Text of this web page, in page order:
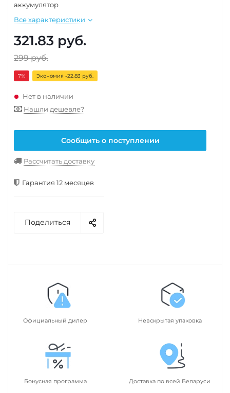
аккумулятор
Все характеристики
321.83 руб.
299руб.
7% Экономия -22.83 руб.
Нет в наличии
Нашли дешевле?
Сообщить о поступлении
Рассчитать доставку
Гарантия 12 месяцев
Поделиться
Официальный дилер Невскрытая упаковка
Бонусная программа Доставка по всей Беларуси